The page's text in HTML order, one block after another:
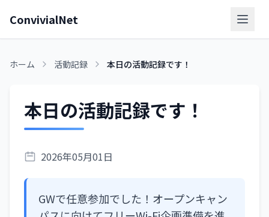
ConvivialNet
ホーム 活動記録 本日の活動記録です！
本日の活動記録です！
2026年05月01日
GWで任意参加でした！オープンキャン